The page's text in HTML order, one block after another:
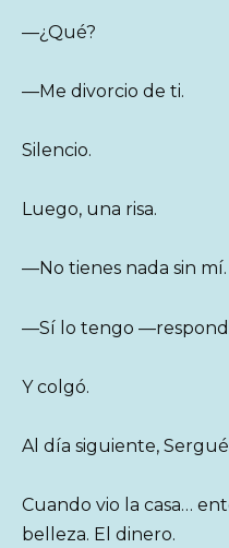
—¿Qué?
—Me divorcio de ti.
Silencio.
Luego, una risa.
—No tienes nada sin mí.
—Sí lo tengo
Y colgó.
Al día siguiente,
Cuando vio la casa…
belleza. El dinero.